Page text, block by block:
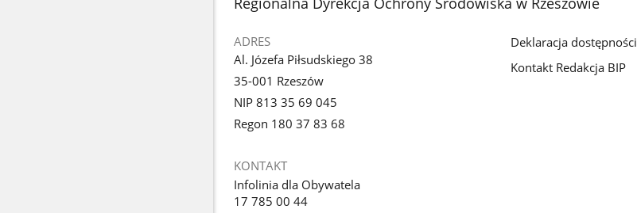
ADRES
Al. Józefa Piłsudskiego 38
35-001 Rzeszów
NIP 813 35 69 045
Regon 180 37 83 68
KONTAKT
Infolinia dla Obywatela
17 785 00 44
Deklaracja dostępności
Kontakt Redakcja BIP